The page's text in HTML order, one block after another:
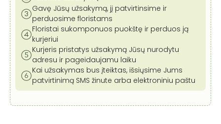
Gavę Jūsų užsakymą, jį patvirtinsime ir
perduosime floristams
Floristai sukomponuos puokštę ir perduos ją
kurjeriui
Kurjeris pristatys užsakymą Jūsų nurodytu
adresu ir pageidaujamu laiku
Kai užsakymas bus įteiktas, išsiųsime Jums
patvirtinimą SMS žinute arba elektroniniu paštu